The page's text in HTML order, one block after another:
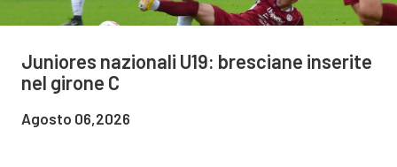
Juniores nazionali U19: bresciane inserite
nel girone C
Agosto 06,2026